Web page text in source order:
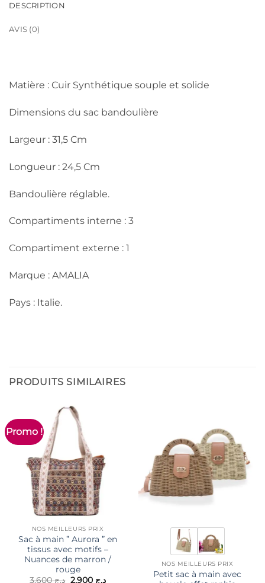
DESCRIPTION
AVIS (0)
Matière : Cuir Synthétique souple et solide
Dimensions du sac bandoulière
Largeur : 31,5 Cm
Longueur : 24,5 Cm
Bandoulière réglable.
Compartiments interne : 3
Compartiment externe : 1
Marque : AMALIA
Pays : Italie.
PRODUITS SIMILAIRES
Promo !
NOS MEILLEURS PRIX
Sac à main ” Aurora ” en
tissus avec motifs –
Nuances de marron /
rouge
د.ج3,600
Le
د.ج 2,900
Le
NOS MEILLEURS PRIX
Petit sac à main avec